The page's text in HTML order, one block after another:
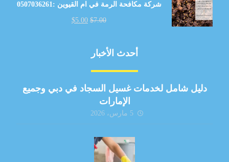
شركة مكافحة الرمة في ام القيوين :0507036261
$7.00
$5.00
أحدث الأخبار
دليل شامل لخدمات غسيل السجاد في دبي وجميع
الإمارات
5 مارس، 2026